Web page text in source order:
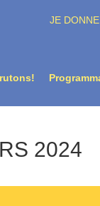
JE DONNE
2024